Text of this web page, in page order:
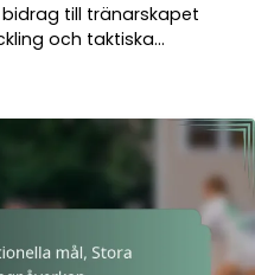
till tränarskapet
och taktiska…